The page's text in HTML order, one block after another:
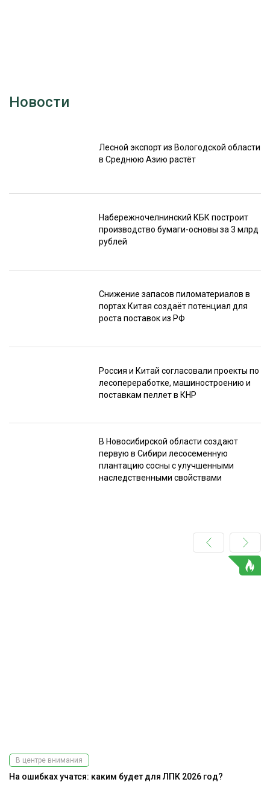
Новости
Лесной экспорт из Вологодской области
в Среднюю Азию растёт
Набережночелнинский КБК построит
производство бумаги-основы за 3 млрд
рублей
Снижение запасов пиломатериалов в
портах Китая создаёт потенциал для
роста поставок из РФ
Россия и Китай согласовали проекты по
лесопереработке, машиностроению и
поставкам пеллет в КНР
В Новосибирской области создают
первую в Сибири лесосеменную
плантацию сосны с улучшенными
наследственными свойствами
В центре внимания
На ошибках учатся: каким будет для ЛПК 2026 год?